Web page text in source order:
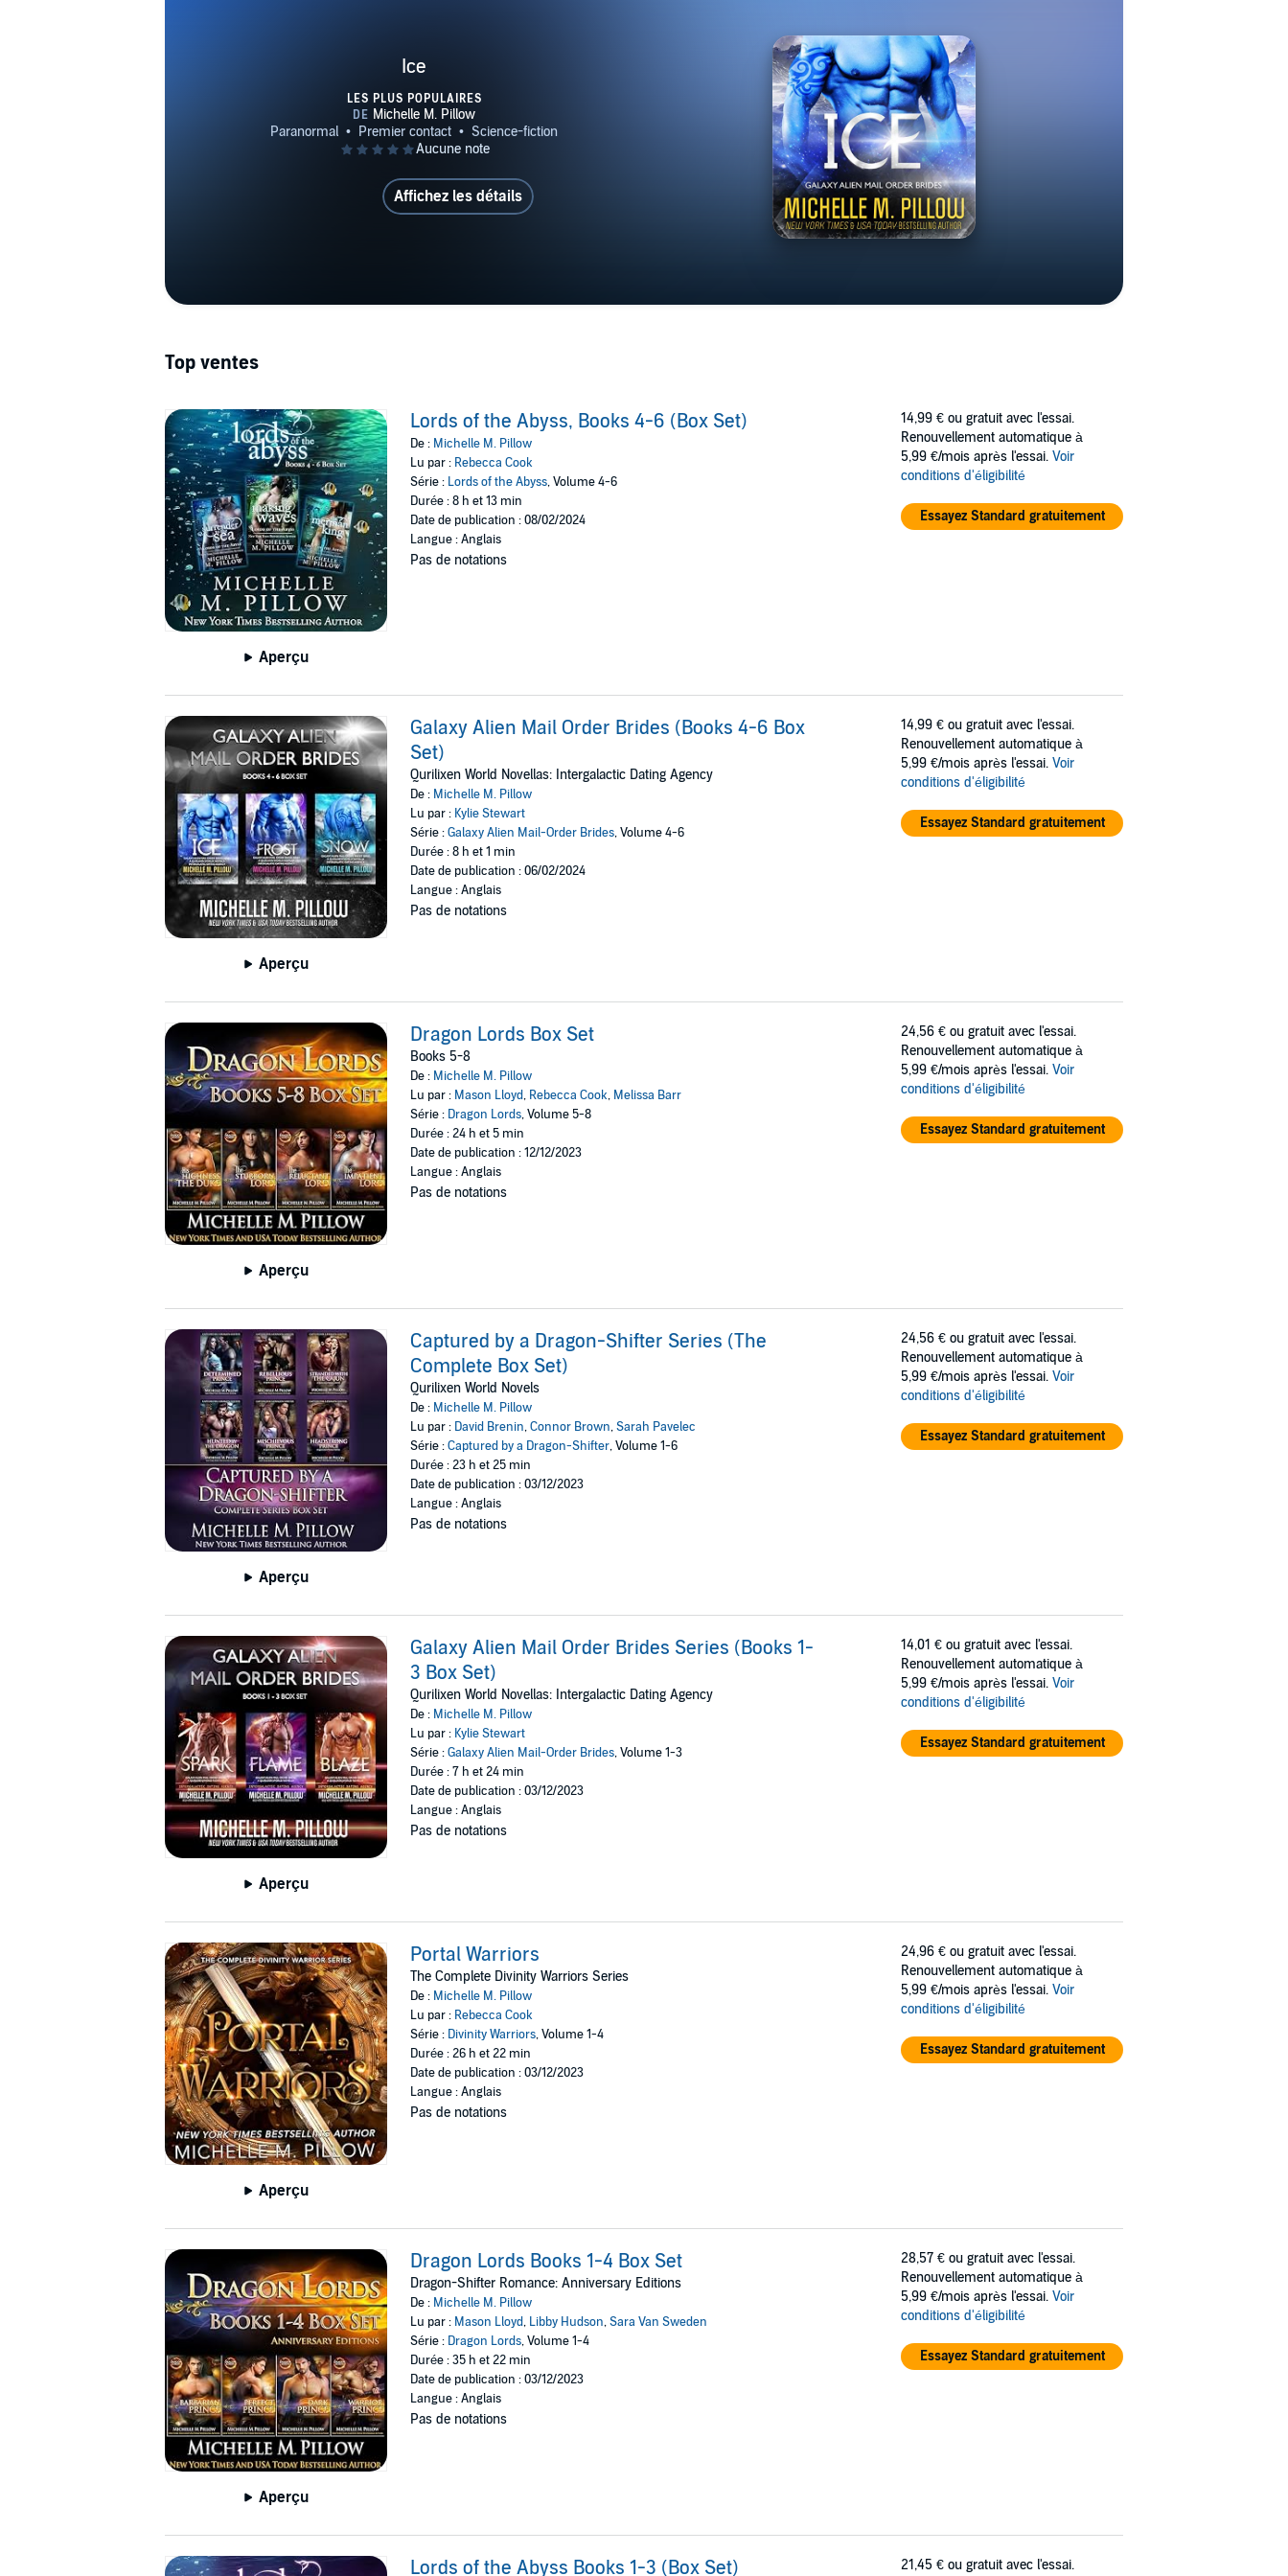
Ice
LES PLUS POPULAIRES
Affichez les détails
Top ventes
Aperçu
Lords of the Abyss, Books 4-6 (Box Set)
De : Michelle M. Pillow
Lu par : Rebecca Cook
Série : Lords of the Abyss, Volume 4-6
Durée : 8 h et 13 min
Date de publication : 08/02/2024
Langue : Anglais
Pas de notations
14,99 € ou gratuit avec l'essai.
Renouvellement automatique à
5,99 €/mois après l'essai. Voir
conditions d'éligibilité
Essayez Standard gratuitement
Aperçu
Galaxy Alien Mail Order Brides (Books 4-6 Box
Set)
Qurilixen World Novellas: Intergalactic Dating Agency
De : Michelle M. Pillow
Lu par : Kylie Stewart
Série :Galaxy Alien Mail-Order Brides, Volume 4-6
Durée : 8 h et 1 min
Date de publication : 06/02/2024
Langue : Anglais
Pas de notations
14,99 € ou gratuit avec l'essai.
Renouvellement automatique à
5,99 €/mois après l'essai. Voir
conditions d'éligibilité
Essayez Standard gratuitement
Aperçu
Dragon Lords Box Set
Books 5-8
De : Michelle M. Pillow
Lu par : Mason Lloyd, Rebecca Cook, Melissa Barr
Série : Dragon Lords, Volume 5-8
Durée : 24 h et 5 min
Date de publication : 12/12/2023
Langue : Anglais
Pas de notations
24,56 € ou gratuit avec l'essai.
Renouvellement automatique à
5,99 €/mois après l'essai. Voir
conditions d'éligibilité
Essayez Standard gratuitement
Aperçu
Captured by a Dragon-Shifter Series (The
Complete Box Set)
Qurilixen World Novels
De : Michelle M. Pillow
Lu par : David Brenin,Connor Brown,Sarah Pavelec
Série :Captured by a Dragon-Shifter, Volume 1-6
Durée : 23 h et 25 min
Date de publication : 03/12/2023
Langue : Anglais
Pas de notations
24,56 € ou gratuit avec l'essai.
Renouvellement automatique à
5,99 €/mois après l'essai. Voir
conditions d'éligibilité
Essayez Standard gratuitement
Aperçu
Galaxy Alien Mail Order Brides Series (Books 1-
3 Box Set)
Qurilixen World Novellas: Intergalactic Dating Agency
De : Michelle M. Pillow
Lu par : Kylie Stewart
Série :Galaxy Alien Mail-Order Brides, Volume 1-3
Durée : 7 h et 24 min
Date de publication : 03/12/2023
Langue : Anglais
Pas de notations
14,01 € ou gratuit avec l'essai.
Renouvellement automatique à
5,99 €/mois après l'essai. Voir
conditions d'éligibilité
Essayez Standard gratuitement
Aperçu
Portal Warriors
The Complete Divinity Warriors Series
De : Michelle M. Pillow
Lu par : Rebecca Cook
Série : Divinity Warriors, Volume 1-4
Durée : 26 h et 22 min
Date de publication : 03/12/2023
Langue : Anglais
Pas de notations
24,96 € ou gratuit avec l'essai.
Renouvellement automatique à
5,99 €/mois après l'essai. Voir
conditions d'éligibilité
Essayez Standard gratuitement
Aperçu
Dragon Lords Books 1-4 Box Set
Dragon-Shifter Romance: Anniversary Editions
De : Michelle M. Pillow
Lu par : Mason Lloyd, Libby Hudson,Sara Van Sweden
Série : Dragon Lords, Volume 1-4
Durée : 35 h et 22 min
Date de publication : 03/12/2023
Langue : Anglais
Pas de notations
28,57 € ou gratuit avec l'essai.
Renouvellement automatique à
5,99 €/mois après l'essai. Voir
conditions d'éligibilité
Essayez Standard gratuitement
Lords of the Abyss Books 1-3 (Box Set) 21,45 € ou gratuit avec l'essai.